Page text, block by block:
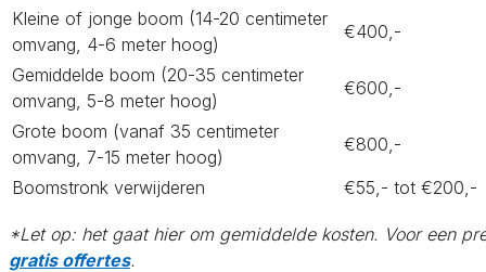
Kleine of jonge boom (14-20 centimeter
omvang, 4-6 meter hoog)
€400,-
Gemiddelde boom (20-35 centimeter
omvang, 5-8 meter hoog)
€600,-
Grote boom (vanaf 35 centimeter
omvang, 7-15 meter hoog)
€800,-
Boomstronk verwijderen
€55,- tot €200,-
*Let op: het gaat hier om gemiddelde kosten. Voor een
gratis offertes.